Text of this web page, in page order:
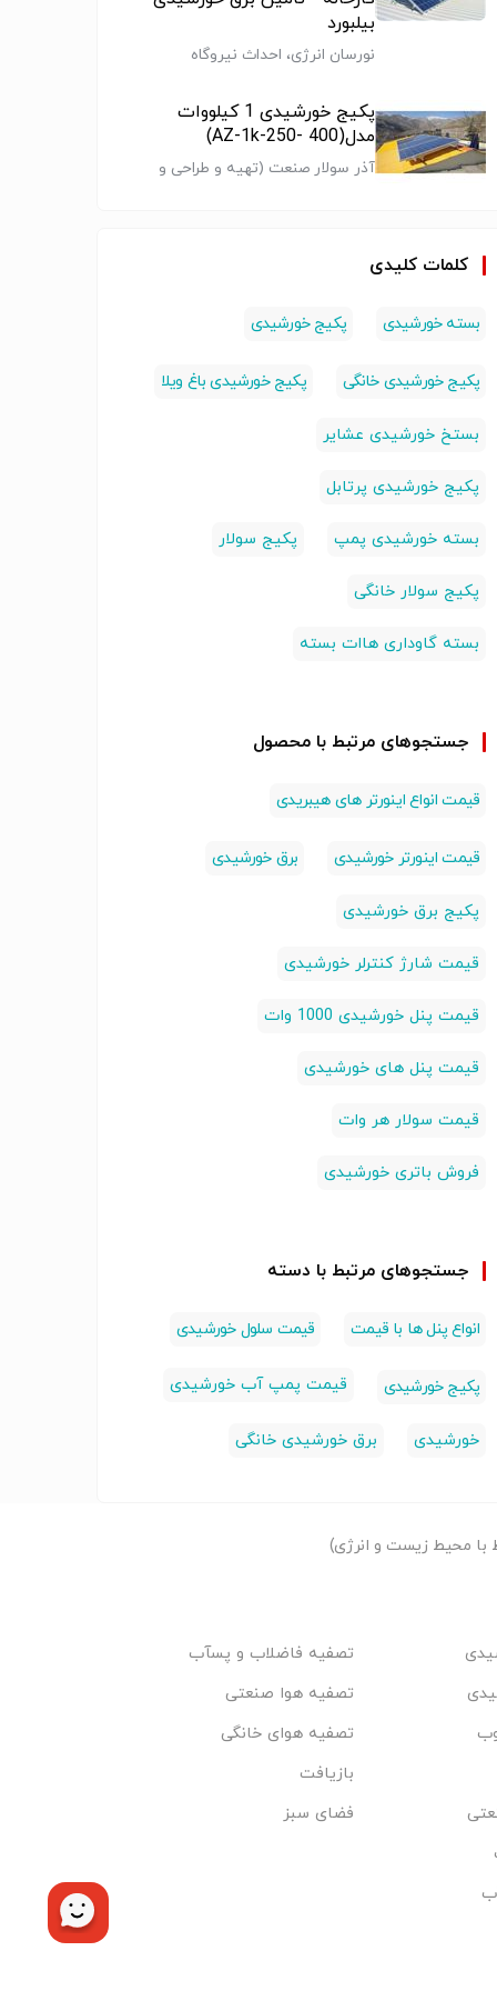
خورشیدی پکیج خورشیدی پکیج خورشیدی
بیلبورد
نورسان انرژی، احداث نیروگاه
خورشیدی، گرمایش خورشیدی
پکیج خورشیدی 1 کیلووات
مدل(AZ-1k-250- 400)
آذر سولار صنعت (تهیه و طراحی و
کلمات کلیدی
بسته خورشیدی پکیج خورشیدی
پکیج خورشیدی خانگی پکیج خورشیدی باغ ویلا
بستخ خورشیدی عشایر
پکیج خورشیدی پرتابل
بسته خورشیدی پمپ پکیج سولار
پکیج سولار خانگی
بسته گاوداری هاات بسته
جستجوهای مرتبط با محصول
قیمت انواع اینورتر های هیبریدی
قیمت اینورتر خورشیدی برق خورشیدی
پکیج برق خورشیدی
قیمت شارژ کنترلر خورشیدی
قیمت پنل خورشیدی 1000 وات
قیمت پنل های خورشیدی
قیمت سولار هر وات
فروش باتری خورشیدی
جستجوهای مرتبط با دسته
انواع پنل ها با قیمت قیمت سلول خورشیدی
پکیج خورشیدی قیمت پمپ آب خورشیدی
خورشیدی برق خورشیدی خانگی
محیط زیست و انرژی)
تصفیه فاضلاب و پسآب
تصفیه هوا صنعتی
تصفیه هوای خانگی
بازیافت
فضای سبز